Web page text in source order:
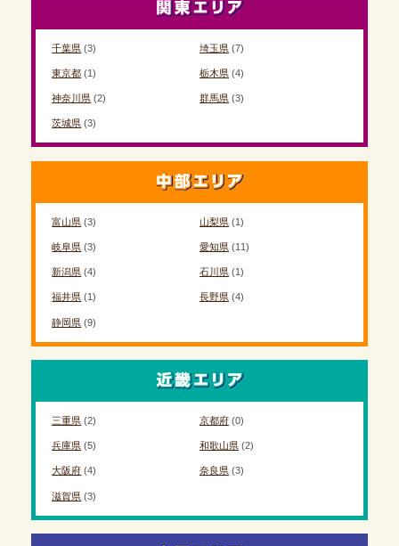
千葉県 (3) 埼玉県(7)
東京都 (1) 栃木県(4)
神奈川県 (2) 群馬県(3)
茨城県 (3)
富山県 (3) 山梨県(1)
岐阜県 (3) 愛知県(11)
新潟県 (4) 石川県(1)
福井県 (1) 長野県(4)
静岡県 (9)
三重県 (2) 京都府(0)
兵庫県 (5) 和歌山県(2)
大阪府 (4) 奈良県(3)
滋賀県 (3)